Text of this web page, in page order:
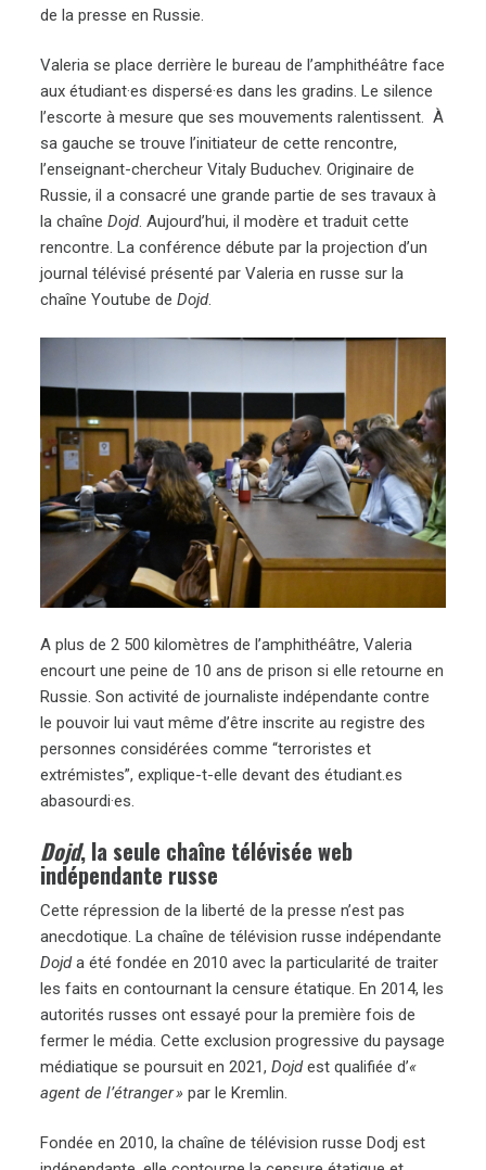
de la presse en Russie.
Valeria se place derrière le bureau de l’amphithéâtre face
aux étudiant·es dispersé·es dans les gradins. Le silence
l’escorte à mesure que ses mouvements ralentissent. À
sa gauche se trouve l’initiateur de cette rencontre,
l’enseignant-chercheur Vitaly Buduchev. Originaire de
Russie, il a consacré une grande partie de ses travaux à
la chaîneDojd. Aujourd’hui, il modère et traduit cette
rencontre. La conférence débute par la projection d’un
journal télévisé présenté par Valeria en russe sur la
chaîne Youtube deDojd.
A plus de 2 500 kilomètres de l’amphithéâtre, Valeria
encourt une peine de 10 ans de prison si elle retourne en
Russie. Son activité de journaliste indépendante contre
le pouvoir lui vaut même d’être inscrite au registre des
personnes considérées comme “terroristes et
extrémistes”, explique-t-elle devant des étudiant.es
abasourdi·es.
Dojd, la seule chaîne télévisée web
indépendante russe
Cette répression de la liberté de la presse n’est pas
anecdotique. La chaîne de télévision russe indépendante
Dojda été fondée en 2010 avec la particularité de traiter
les faits en contournant la censure étatique. En 2014, les
autorités russes ont essayé pour la première fois de
fermer le média. Cette exclusion progressive du paysage
médiatique se poursuit en 2021, Dojdest qualifiée d’«
agent de l’étranger » par le Kremlin.
Fondée en 2010, la chaîne de télévision russe Dodj est